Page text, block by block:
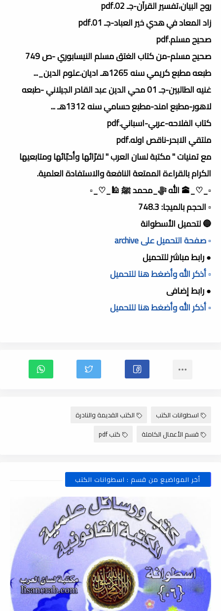
روح البيان،تفسير القرآن-جـ 02.pdf
زاد المعاد في هدي خير العباد-جـ 01.pdf
صحيح مسلم.pdf
صحيح مسلم-من كتاب الغتق مسلم النيسابوري -ص 749
طبعه مطبع كريمي سنه 1265هـ اديان.علوم الدين_...
غنيه الطالبين-جـ 01 محي الدين عبد القادر الجيلاني -طبعه
لاهور-مطبع امند-مطبع حسامي سنه 1312هـ ...
كتاب الفلاحه-عربي-اسباني.pdf
ملتقي الابحر-ناقص اوله.pdf
مع تمنيات " مكتبة لسان العرب " لقرّائها وأحبّائها ومتابعيها
الكرام بالقراءة الممتعة النافعة والاستفادة العلمية.
▫️_♡_🕋 الله ﷻ_محمد ﷺ 🕌_♡_▫️
▫️ الحجم بالميجا: 748.3
🔵 لتحميل الأسطوانة
▫️ صفحة التحميل على archive
● رابط مباشر للتحميل
▫️ أذكر الله وأضغط هنا للتحميل
● رابط إضافى
▫️ أذكر الله وأضغط هنا للتحميل
اسطوانات الكتب
الكتب القديمة والنادرة
قسم الأعمال الكاملة
كتب pdf
أخر المواضيع من قسم : اسطوانات الكتب